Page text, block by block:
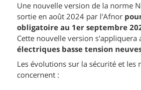
Une nouvelle version de la norme
sortie en août 2024 par l'Afnor
obligatoire au 1er septembre
Cette nouvelle version s'appliquera
électriques basse tension
Les évolutions sur la sécurité et les
concernent :